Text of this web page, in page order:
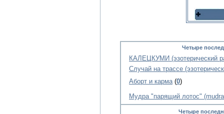
Четыре
КАЛЕЦКУМИ (эзотерический
Случай на трассе
Аборт и карма (0)
Мудра "парящий лотос"
Четыре